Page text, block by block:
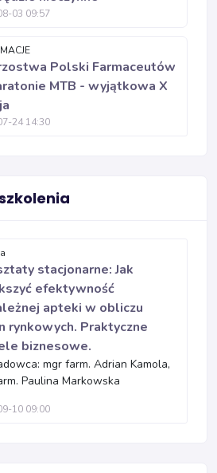
03 09:57
Polski Farmaceutów
MTB - wyjątkowa X
24 14:30
stacjonarne: Jak
efektywność
apteki w obliczu
rynkowych. Praktyczne
biznesowe.
mgr farm. Adrian Kamola,
Paulina Markowska
10 09:00